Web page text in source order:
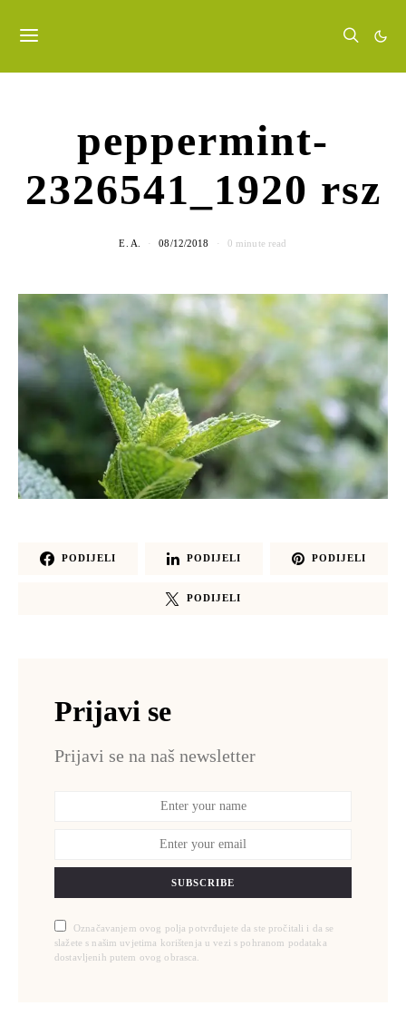
peppermint-
2326541_1920 rsz
E. A. 08/12/2018 0 minute read
PODIJELI PODIJELI PODIJELI
PODIJELI
Prijavi se
Prijavi se na naš newsletter
SUBSCRIBE
Označavanjem ovog polja potvrđujete da ste pročitali i da se
slažete s našim uvjetima korištenja u vezi s pohranom podataka
dostavljenih putem ovog obrasca.